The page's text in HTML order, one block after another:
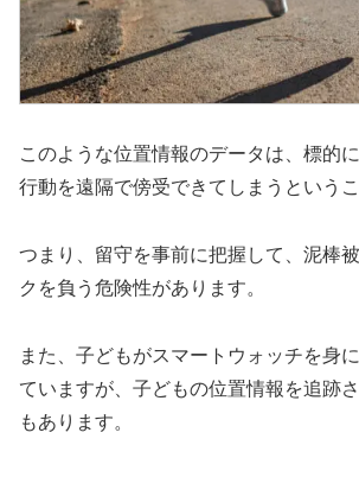
このような位置情報のデータは、標的
行動を遠隔で傍受できてしまうという
つまり、留守を事前に把握して、泥棒
クを負う危険性があります。
また、子どもがスマートウォッチを身
ていますが、子どもの位置情報を追跡
もあります。